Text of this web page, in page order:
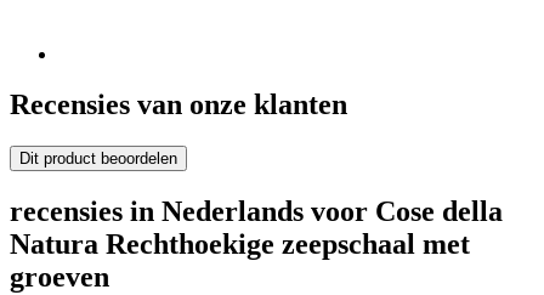
Recensies van onze klanten
Dit product beoordelen
recensies in Nederlands voor Cose della
Natura Rechthoekige zeepschaal met
groeven